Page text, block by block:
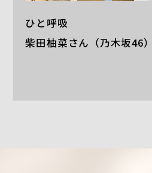
ひと呼吸
柴田柚菜さん（乃木坂46